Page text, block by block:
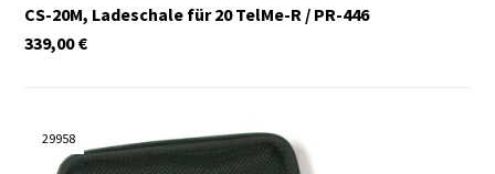
CS-20M, Ladeschale für 20 TelMe-R / PR-446
€
339,00
29958